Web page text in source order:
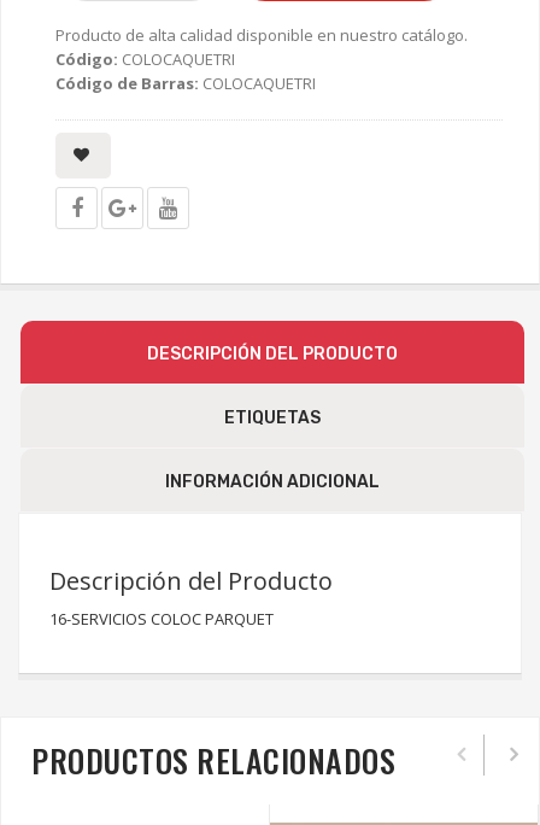
Producto de alta calidad disponible en nuestro catálogo.
Código: COLOCAQUETRI
Código de Barras: COLOCAQUETRI
DESCRIPCIÓN DEL PRODUCTO
ETIQUETAS
INFORMACIÓN ADICIONAL
Descripción del Producto
16-SERVICIOS COLOC PARQUET
PRODUCTOS RELACIONADOS